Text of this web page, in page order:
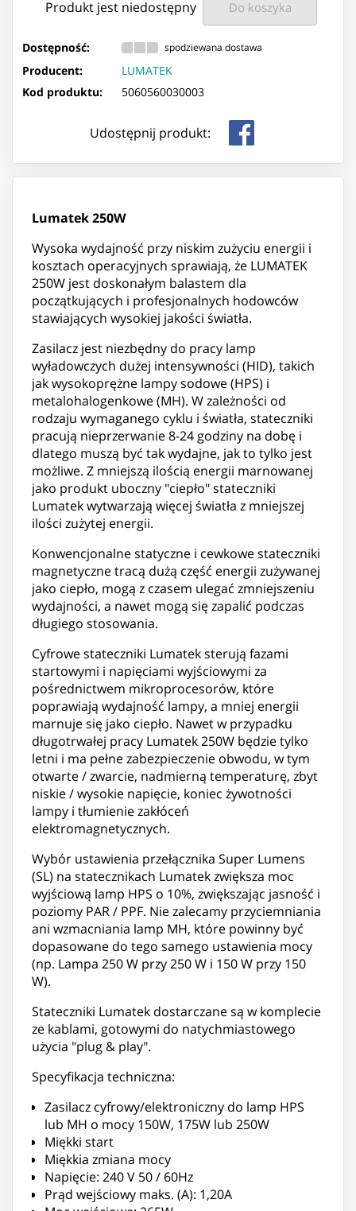
Produkt jest niedostępny Do koszyka
Dostępność: spodziewana dostawa
Producent:
LUMATEK
Kod produktu:
5060560030003
Udostępnij produkt:
Lumatek 250W
Wysoka wydajność przy niskim zużyciu energii i
kosztach operacyjnych sprawiają, że LUMATEK
250W jest doskonałym balastem dla
początkujących i profesjonalnych hodowców
stawiających wysokiej jakości światła.
Zasilacz jest niezbędny do pracy lamp
wyładowczych dużej intensywności (HID), takich
jak wysokoprężne lampy sodowe (HPS) i
metalohalogenkowe (MH). W zależności od
rodzaju wymaganego cyklu i światła, stateczniki
pracują nieprzerwanie 8-24 godziny na dobę i
dlatego muszą być tak wydajne, jak to tylko jest
możliwe. Z mniejszą ilością energii marnowanej
jako produkt uboczny "ciepło" stateczniki
Lumatek wytwarzają więcej światła z mniejszej
ilości zużytej energii.
Konwencjonalne statyczne i cewkowe stateczniki
magnetyczne tracą dużą część energii zużywanej
jako ciepło, mogą z czasem ulegać zmniejszeniu
wydajności, a nawet mogą się zapalić podczas
długiego stosowania.
Cyfrowe stateczniki Lumatek sterują fazami
startowymi i napięciami wyjściowymi za
pośrednictwem mikroprocesorów, które
poprawiają wydajność lampy, a mniej energii
marnuje się jako ciepło. Nawet w przypadku
długotrwałej pracy Lumatek 250W będzie tylko
letni i ma pełne zabezpieczenie obwodu, w tym
otwarte / zwarcie, nadmierną temperaturę, zbyt
niskie / wysokie napięcie, koniec żywotności
lampy i tłumienie zakłóceń
elektromagnetycznych.
Wybór ustawienia przełącznika Super Lumens
(SL) na statecznikach Lumatek zwiększa moc
wyjściową lamp HPS o 10%, zwiększając jasność i
poziomy PAR / PPF. Nie zalecamy przyciemniania
ani wzmacniania lamp MH, które powinny być
dopasowane do tego samego ustawienia mocy
(np. Lampa 250 W przy 250 W i 150 W przy 150
W).
Stateczniki Lumatek dostarczane są w komplecie
ze kablami, gotowymi do natychmiastowego
użycia "plug & play".
Specyfikacja techniczna:
Zasilacz cyfrowy/elektroniczny do lamp HPS
lub MH o mocy 150W, 175W lub 250W
Miękki start
Miękkia zmiana mocy
Napięcie: 240 V 50 / 60Hz
Prąd wejściowy maks. (A): 1,20A